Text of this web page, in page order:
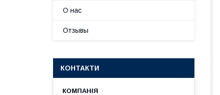
О нас
Отзывы
КОНТАКТИ